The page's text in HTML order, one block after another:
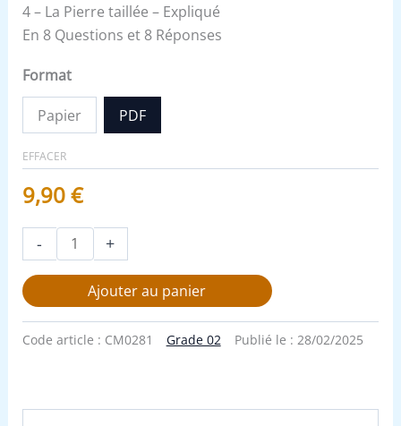
4 – La Pierre taillée – Expliqué
En 8 Questions et 8 Réponses
Format
Papier PDF
EFFACER
9,90€
- +
Ajouter au panier
Code article : CM0281 Grade 02 Publié le : 28/02/2025